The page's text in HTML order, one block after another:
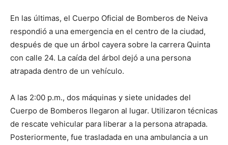
En las últimas, el Cuerpo Oficial de Bomberos de Neiva
respondió a una emergencia en el centro de la ciudad,
después de que un árbol cayera sobre la carrera Quinta
con calle 24. La caída del árbol dejó a una persona
atrapada dentro de un vehículo.
A las 2:00 p.m., dos máquinas y siete unidades del
Cuerpo de Bomberos llegaron al lugar. Utilizaron técnicas
de rescate vehicular para liberar a la persona atrapada.
Posteriormente, fue trasladada en una ambulancia a un